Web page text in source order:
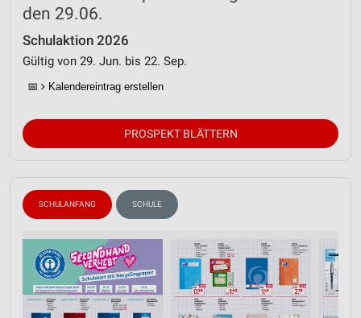
den 29.06.
Schulaktion 2026
Gültig von 29. Jun. bis 22. Sep.
📅 Kalendereintrag erstellen
PROSPEKT BLÄTTERN
SCHULANFANG SCHULE